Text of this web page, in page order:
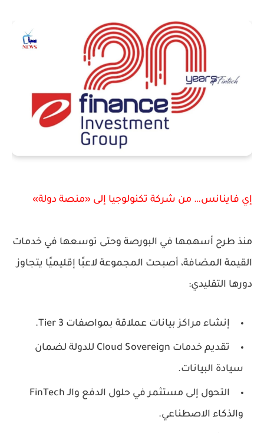
إي فاينانس… من شركة تكنولوجيا إلى «منصة دولة»
منذ طرح أسهمها في البورصة وحتى توسعها في خدمات
القيمة المضافة، أصبحت المجموعة لاعبًا إقليميًا يتجاوز
دورها التقليدي:
إنشاء مراكز بيانات عملاقة بمواصفات Tier 3
.
تقديم خدمات Cloud Sovereign للدولة لضمان
سيادة البيانات.
التحول إلى مستثمر في حلول الدفع والـ FinTech
والذكاء الاصطناعي.